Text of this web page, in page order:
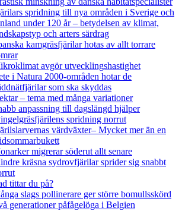
spridning till nya områden i Sverige och
under 120 år– betydelsen av klimat,
och arters särdrag
kamgräsfjärilar hotas av allt torrare
avgör utvecklingshastighet
i Natura 2000-områden hotar de
som ska skyddas
– tema med många variationer
anpassning till dagslängd hjälper
spridning norrut
värdväxter– Mycket mer än en
migrerar söderut allt senare
kräsna sydrovfjärilar sprider sig snabbt
tittar du på?
slags pollinerare ger större bomullsskörd
generationer påfågelöga i Belgien